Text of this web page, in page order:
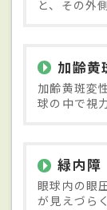
と、その外
加齢黄
加齢黄斑変
球の中で視
緑内障
眼球内の眼
が見えづら